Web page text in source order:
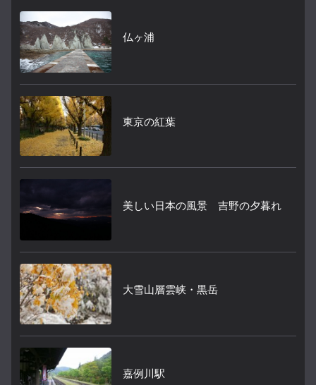
仏ヶ浦
東京の紅葉
美しい日本の風景 吉野の夕暮れ
大雪山層雲峡・黒岳
嘉例川駅